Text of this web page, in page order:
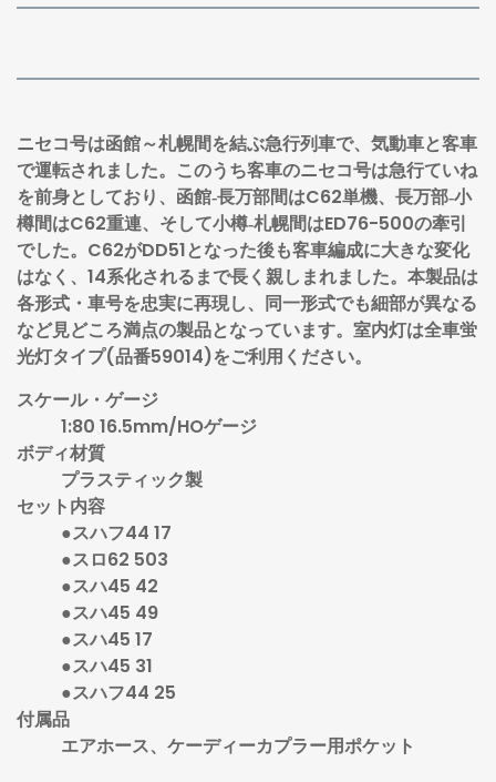
ニセコ号は函館～札幌間を結ぶ急行列車で、気動車と客車
で運転されました。このうち客車のニセコ号は急行ていね
を前身としており、函館‐長万部間はC62単機、長万部‐小
樽間はC62重連、そして小樽‐札幌間はED76-500の牽引
でした。C62がDD51となった後も客車編成に大きな変化
はなく、14系化されるまで長く親しまれました。本製品は
各形式・車号を忠実に再現し、同一形式でも細部が異なる
など見どころ満点の製品となっています。室内灯は全車蛍
光灯タイプ(品番59014)をご利用ください。
スケール・ゲージ
1:80 16.5mm/HOゲージ
ボディ材質
プラスティック製
セット内容
●スハフ44 17
●スロ62 503
●スハ45 42
●スハ45 49
●スハ45 17
●スハ45 31
●スハフ44 25
付属品
エアホース、ケーディーカプラー用ポケット